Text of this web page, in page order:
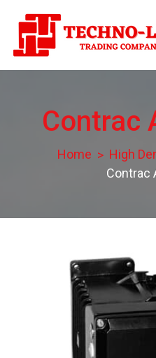
content
Technolinks
Trading Company LLC
Contrac
Home
High
Contrac